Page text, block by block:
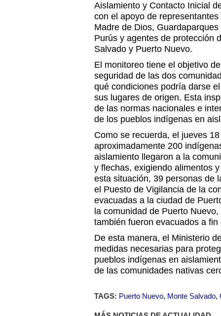
Aislamiento y Contacto Inicial
con el apoyo de
Madre de Dios,
Purús y agentes de protección
Salvado y Puerto Nuevo.
El monitoreo tiene el objetivo
seguridad de las dos
qué condiciones podría darse
sus lugares de origen. Esta
de las normas nacionales e
de los pueblos indígenas en
Como se recuerda, el jueves
aproximadamente 200
aislamiento llegaron a la
y flechas, exigiendo alimentos
esta situación, 39 personas de
el Puesto de Vigilancia de la
evacuadas a la ciudad de
la comunidad de Puerto
también fueron evacuados a
De esta manera, el Ministerio
medidas necesarias para
pueblos indígenas en
de las comunidades nativas
TAGS: Puerto Nuevo, Monte Salvado,